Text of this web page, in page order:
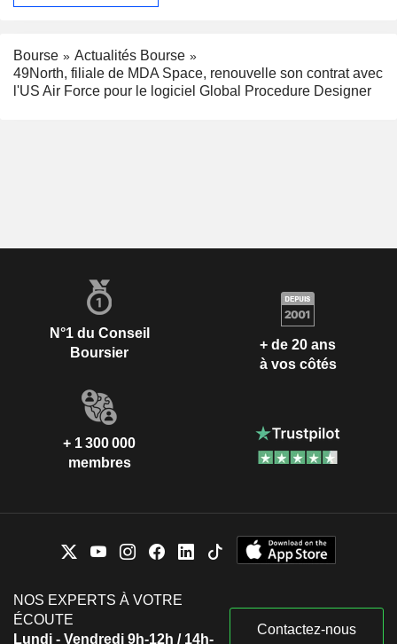
Bourse
Actualités Bourse
49North, filiale de MDA Space, renouvelle son contrat avec
l'US Air Force pour le logiciel Global Procedure Designer
N°1 du Conseil
Boursier
+ de 20 ans
à vos côtés
+ 1 300 000
membres
NOS EXPERTS À VOTRE
ÉCOUTE
Lundi - Vendredi 9h-12h / 14h-
Contactez-nous